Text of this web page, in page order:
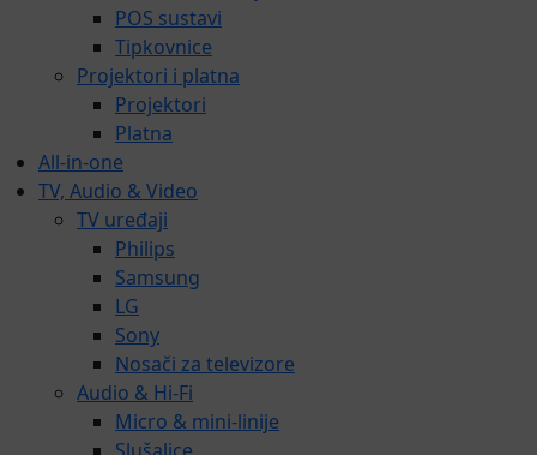
POS sustavi
Tipkovnice
Projektori i platna
Projektori
Platna
All-in-one
TV, Audio & Video
TV uređaji
Philips
Samsung
LG
Sony
Nosači za televizore
Audio & Hi-Fi
Micro & mini-linije